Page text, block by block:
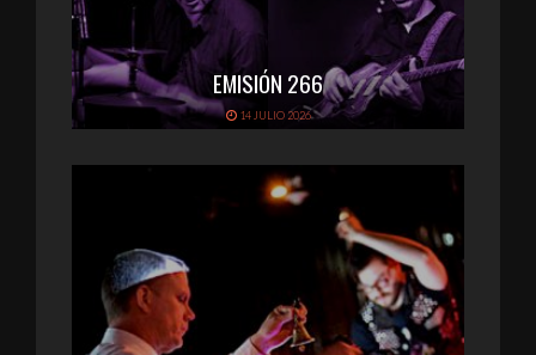
EMISIÓN 266
14 JULIO 2026